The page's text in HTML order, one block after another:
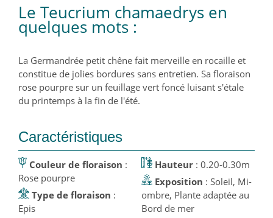
Le Teucrium chamaedrys en
quelques mots :
La Germandrée petit chêne fait merveille en rocaille et
constitue de jolies bordures sans entretien. Sa floraison
rose pourpre sur un feuillage vert foncé luisant s'étale
du printemps à la fin de l'été.
Caractéristiques
Couleur de floraison :
Rose pourpre
Type de floraison :
Epis
Hauteur: 0.20-0.30m
Exposition : Soleil, Mi-
ombre, Plante adaptée au
Bord de mer